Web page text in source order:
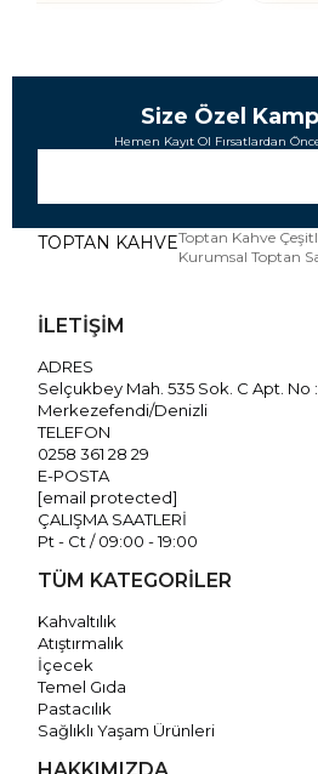
Size Özel
Hemen Kayıt Ol Fırsatlardan
TOPTAN KAHVEToptan Kahve
Kurumsal Toptan
İLETİŞİM
ADRES
Selçukbey Mah. 535 Sok. C Apt. No
Merkezefendi/Denizli
TELEFON
0258 361 28 29
E-POSTA
[email protected]
ÇALIŞMA SAATLERİ
Pt - Ct / 09:00 - 19:00
TÜM KATEGORİLER
Kahvaltılık
Atıştırmalık
İçecek
Temel Gıda
Pastacılık
Sağlıklı Yaşam Ürünleri